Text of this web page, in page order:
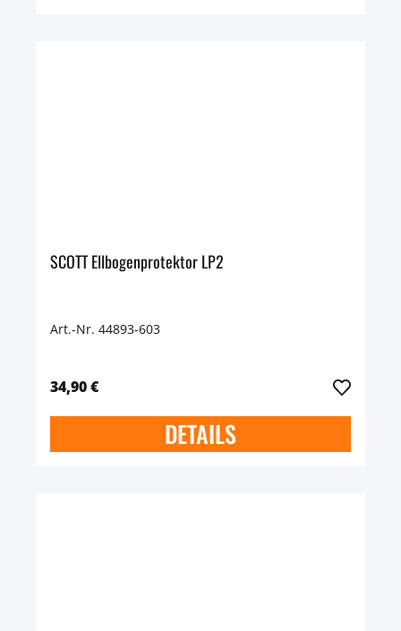
SCOTT Ellbogenprotektor LP2
Art.-Nr. 44893-603
34,90 €
DETAILS